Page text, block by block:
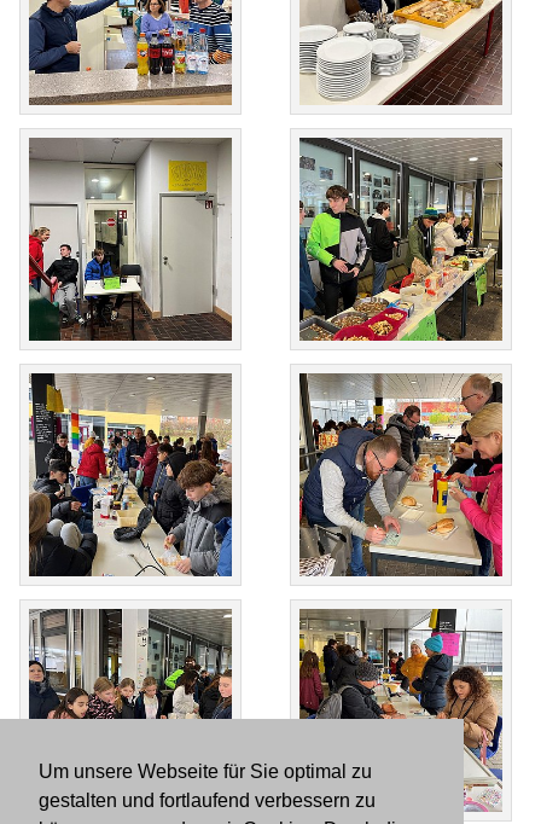
Um unsere Webseite für Sie optimal zu
gestalten und fortlaufend verbessern zu